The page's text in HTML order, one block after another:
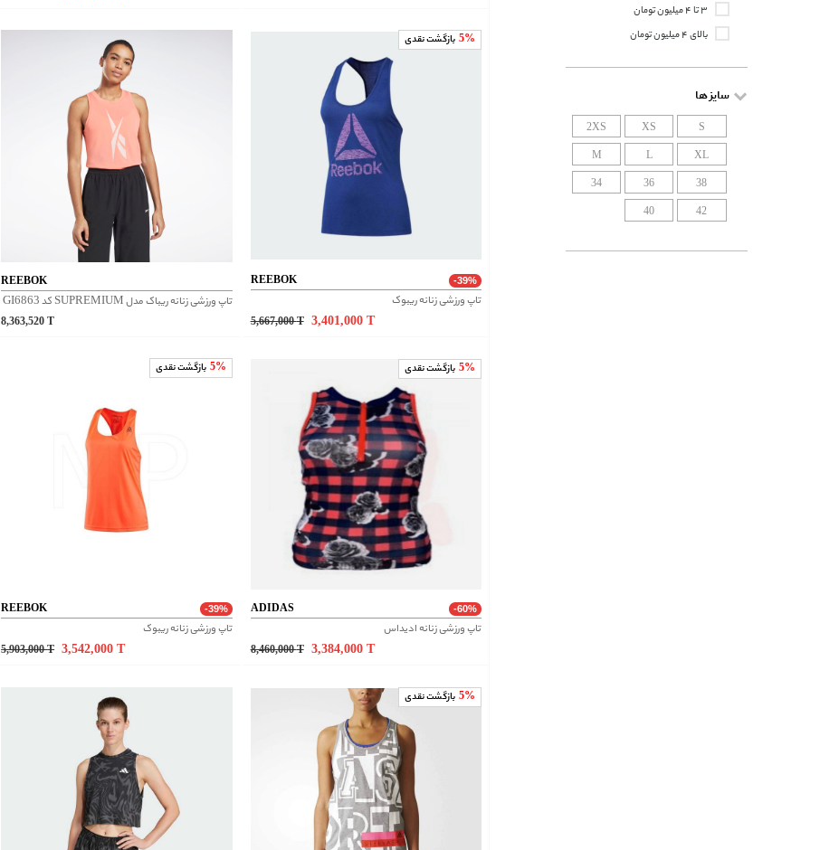
REEBOK
تاپ ورزشی زنانه ریباک مدل SUPREMIUM کد GI6863
8,363,520T
5% بازگشت نقدی
REEBOK -39%
تاپ ورزشی زنانه ریبوک
5,667,000T 3,401,000 T
5% بازگشت نقدی
REEBOK -39%
تاپ ورزشی زنانه ریبوک
5,903,000T 3,542,000T
5% بازگشت نقدی
ADIDAS -60%
تاپ ورزشی زنانه ادیداس
8,460,000T 3,384,000 T
5% بازگشت نقدی
۳ تا ۴ میلیون تومان
بالای ۴ میلیون تومان
سایز ها
2XS XS S
M L XL
34 36 38
40 42